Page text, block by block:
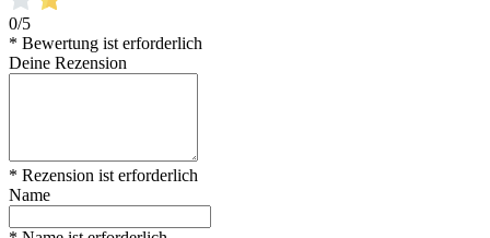
0/5
* Bewertung ist erforderlich
Deine Rezension
* Rezension ist erforderlich
Name